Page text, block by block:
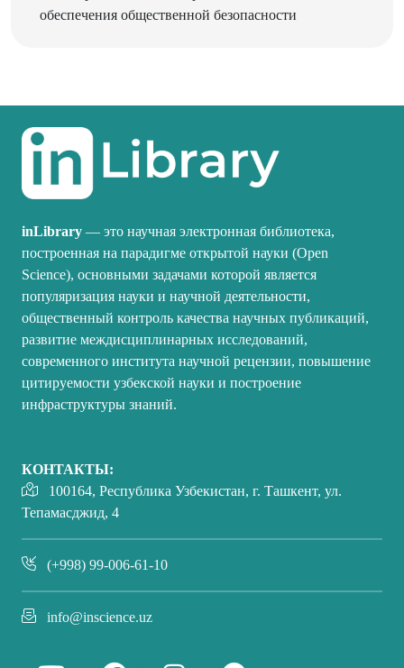
inLibrary — это научная электронная библиотека,
построенная на парадигме открытой науки (Open
Science), основными задачами которой является
популяризация науки и научной деятельности,
общественный контроль качества научных публикаций,
развитие междисциплинарных исследований,
современного института научной рецензии, повышение
цитируемости узбекской науки и построение
инфраструктуры знаний.
КОНТАКТЫ:
100164, Республика Узбекистан, г. Ташкент, ул.
Тепамасджид, 4
(+998) 99-006-61-10
info@inscience.uz